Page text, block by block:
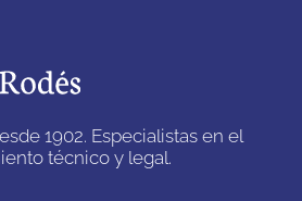
1902. Especialistas en el
técnico y legal.